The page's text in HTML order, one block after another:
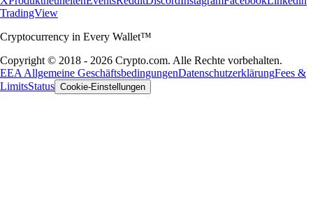
TradingView
Cryptocurrency in Every Wallet™
Copyright © 2018 - 2026 Crypto.com. Alle Rechte vorbehalten.
EEA Allgemeine GeschäftsbedingungenDatenschutzerklärungFees &
LimitsStatus Cookie-Einstellungen